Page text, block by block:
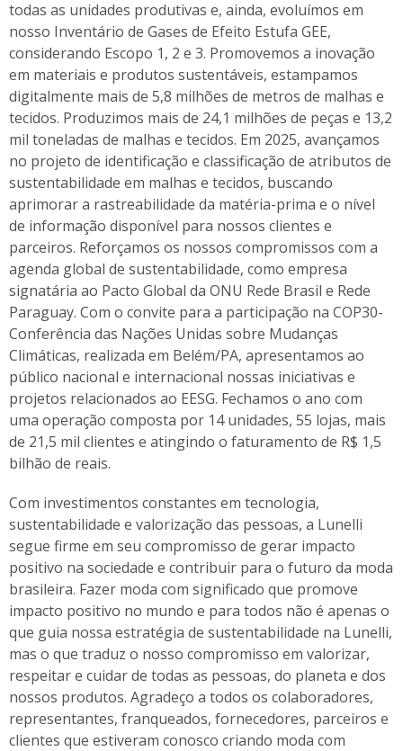
todas as unidades produtivas e, ainda, evoluímos em
nosso Inventário de Gases de Efeito Estufa GEE,
considerando Escopo 1, 2 e 3. Promovemos a inovação
em materiais e produtos sustentáveis, estampamos
digitalmente mais de 5,8 milhões de metros de malhas e
tecidos. Produzimos mais de 24,1 milhões de peças e 13,2
mil toneladas de malhas e tecidos. Em 2025, avançamos
no projeto de identificação e classificação de atributos de
sustentabilidade em malhas e tecidos, buscando
aprimorar a rastreabilidade da matéria-prima e o nível
de informação disponível para nossos clientes e
parceiros. Reforçamos os nossos compromissos com a
agenda global de sustentabilidade, como empresa
signatária ao Pacto Global da ONU Rede Brasil e Rede
Paraguay. Com o convite para a participação na COP30-
Conferência das Nações Unidas sobre Mudanças
Climáticas, realizada em Belém/PA, apresentamos ao
público nacional e internacional nossas iniciativas e
projetos relacionados ao EESG. Fechamos o ano com
uma operação composta por 14 unidades, 55 lojas, mais
de 21,5 mil clientes e atingindo o faturamento de R$ 1,5
bilhão de reais.
Com investimentos constantes em tecnologia,
sustentabilidade e valorização das pessoas, a Lunelli
segue firme em seu compromisso de gerar impacto
positivo na sociedade e contribuir para o futuro da moda
brasileira. Fazer moda com significado que promove
impacto positivo no mundo e para todos não é apenas o
que guia nossa estratégia de sustentabilidade na Lunelli,
mas o que traduz o nosso compromisso em valorizar,
respeitar e cuidar de todas as pessoas, do planeta e dos
nossos produtos. Agradeço a todos os colaboradores,
representantes, franqueados, fornecedores, parceiros e
clientes que estiveram conosco criando moda com